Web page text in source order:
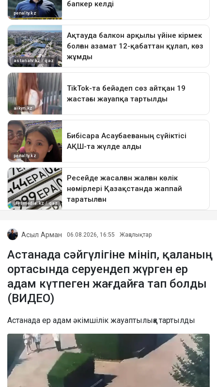
Асыл Арман 06.08.2026, 16:55 Жаңалықтар
Астанада сәйгүлігіне мініп, қаланың
ортасында серуендеп жүрген ер
адам күтпеген жағдайға тап болды
(ВИДЕО)
Астанада ер адам әкімшілік жауаптылыққа тартылды